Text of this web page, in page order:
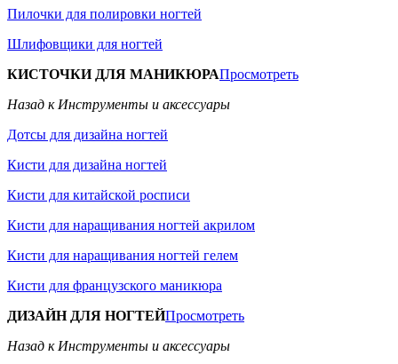
Пилочки для полировки ногтей
Шлифовщики для ногтей
КИСТОЧКИ ДЛЯ МАНИКЮРАПросмотреть
Назад к Инструменты и аксессуары
Дотсы для дизайна ногтей
Кисти для дизайна ногтей
Кисти для китайской росписи
Кисти для наращивания ногтей акрилом
Кисти для наращивания ногтей гелем
Кисти для французского маникюра
ДИЗАЙН ДЛЯ НОГТЕЙПросмотреть
Назад к Инструменты и аксессуары